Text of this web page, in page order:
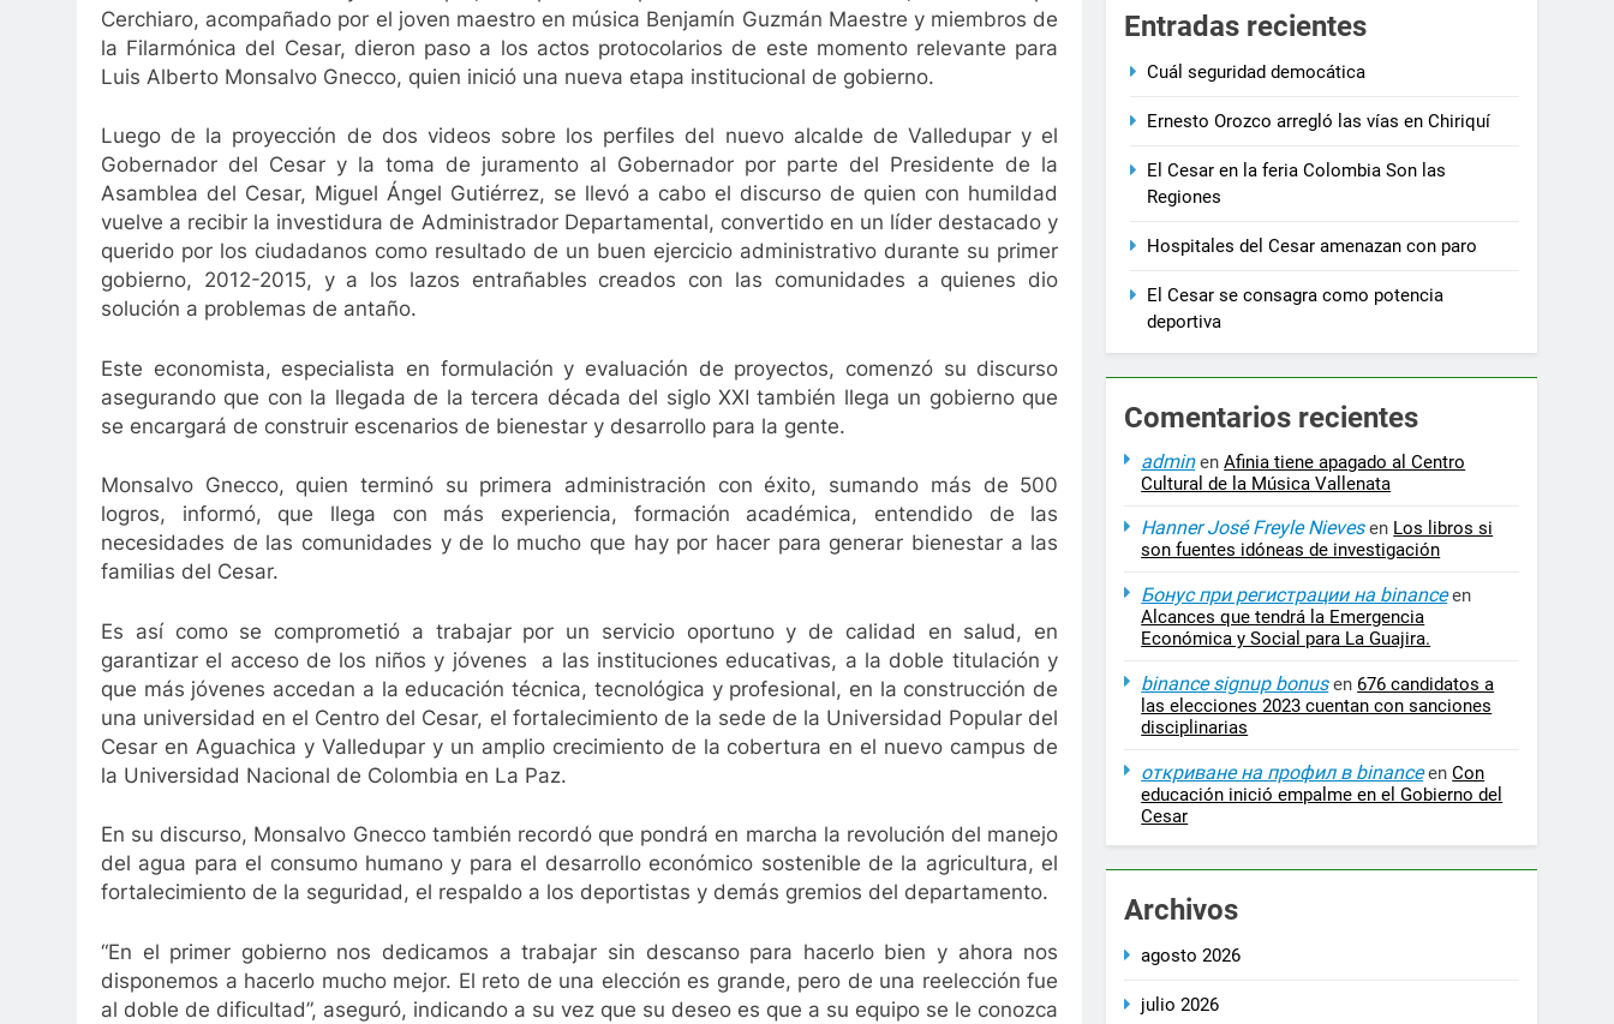
Díaz: 80 capítulos de amor Gustavo Petro anuncia la salida de los ministros de Educación, Deporte y Cultura
3 Años Ago
No se eliminarán recursos que
3 Años Ago
Cerchiaro, acompañado por el joven maestro en música Benjamín Guzmán Maestre y miembros de
la Filarmónica del Cesar, dieron paso a los actos protocolarios de este momento relevante para
Luis Alberto Monsalvo Gnecco, quien inició una nueva etapa institucional de gobierno.
Luego de la proyección de dos videos sobre los perfiles del nuevo alcalde de Valledupar y el
Gobernador del Cesar y la toma de juramento al Gobernador por parte del Presidente de la
Asamblea del Cesar, Miguel Ángel Gutiérrez, se llevó a cabo el discurso de quien con humildad
vuelve a recibir la investidura de Administrador Departamental, convertido en un líder destacado y
querido por los ciudadanos como resultado de un buen ejercicio administrativo durante su primer
gobierno, 2012-2015, y a los lazos entrañables creados con las comunidades a quienes dio
solución a problemas de antaño.
Este economista, especialista en formulación y evaluación de proyectos, comenzó su discurso
asegurando que con la llegada de la tercera década del siglo XXI también llega un gobierno que
se encargará de construir escenarios de bienestar y desarrollo para la gente.
Monsalvo Gnecco, quien terminó su primera administración con éxito, sumando más de 500
logros, informó, que llega con más experiencia, formación académica, entendido de las
necesidades de las comunidades y de lo mucho que hay por hacer para generar bienestar a las
familias del Cesar.
Es así como se comprometió a trabajar por un servicio oportuno y de calidad en salud, en
garantizar el acceso de los niños y jóvenes a las instituciones educativas, a la doble titulación y
que más jóvenes accedan a la educación técnica, tecnológica y profesional, en la construcción de
una universidad en el Centro del Cesar, el fortalecimiento de la sede de la Universidad Popular del
Cesar en Aguachica y Valledupar y un amplio crecimiento de la cobertura en el nuevo campus de
la Universidad Nacional de Colombia en La Paz.
En su discurso, Monsalvo Gnecco también recordó que pondrá en marcha la revolución del manejo
del agua para el consumo humano y para el desarrollo económico sostenible de la agricultura, el
fortalecimiento de la seguridad, el respaldo a los deportistas y demás gremios del departamento.
“En el primer gobierno nos dedicamos a trabajar sin descanso para hacerlo bien y ahora nos
disponemos a hacerlo mucho mejor. El reto de una elección es grande, pero de una reelección fue
al doble de dificultad”, aseguró, indicando a su vez que su deseo es que a su equipo se le conozca
Entradas recientes
Cuál seguridad democática
Ernesto Orozco arregló las vías en Chiriquí
El Cesar en la feria Colombia Son las
Regiones
Hospitales del Cesar amenazan con paro
El Cesar se consagra como potencia
deportiva
Comentarios recientes
adminenAfinia tiene apagado al Centro
Cultural de la Música Vallenata
Hanner José Freyle Nievesen Los libros si
son fuentes idóneas de investigación
Бонус при регистрации на binanceen
Alcances que tendrá la Emergencia
Económica y Social para La Guajira.
binance signup bonusen 676 candidatos a
las elecciones 2023 cuentan con sanciones
disciplinarias
откриване на профил в binanceenCon
educación inició empalme en el Gobierno del
Cesar
Archivos
agosto 2026
julio 2026